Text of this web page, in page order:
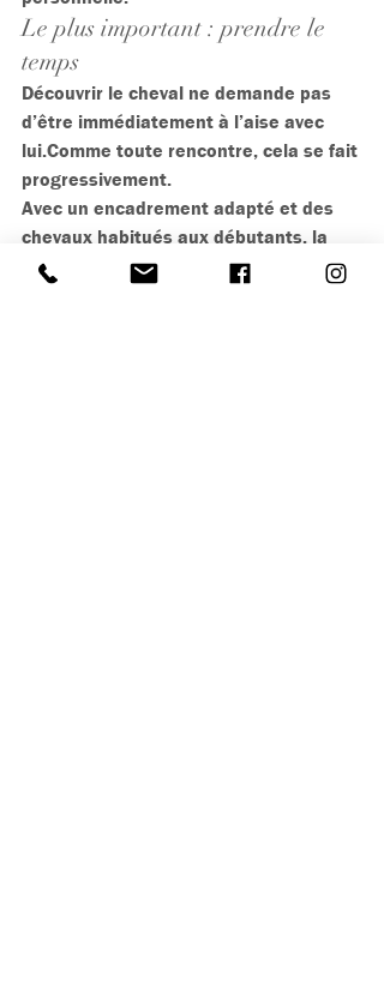
Le plus important : prendre le
temps
Découvrir le cheval ne demande pas
d’être immédiatement à l’aise avec
lui.Comme toute rencontre, cela se fait
progressivement.
Avec un encadrement adapté et des
chevaux habitués aux débutants, la
plupart des appréhensions